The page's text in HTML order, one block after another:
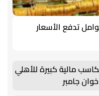
يلمع من جديد.. 3 عوامل تدفع الأسعار
مالية كبيرة للأهلي
جامبر